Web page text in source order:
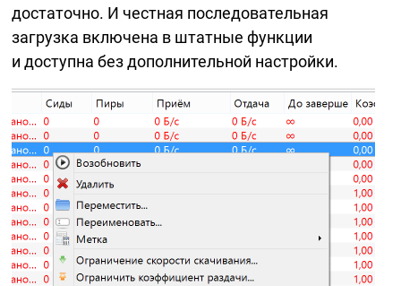
достаточно. И честная последовательная
загрузка включена в штатные функции
и доступна без дополнительной настройки.